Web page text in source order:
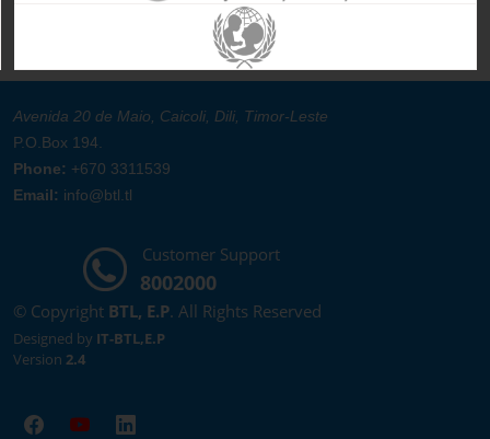
Avenida 20 de Maio, Caicoli, Dili, Timor-Leste
P.O.Box 194.
Phone: +670 3311539
Email: info@btl.tl
Customer Support
8002000
© Copyright BTL, E.P. All Rights Reserved
Designed by IT-BTL,E.P
Version 2.4